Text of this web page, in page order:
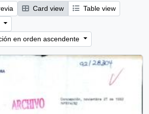
Card view
Table view
en orden ascendente